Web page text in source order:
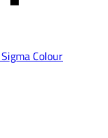
Sigma Colour